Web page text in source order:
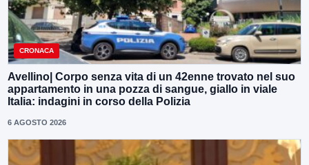
CRONACA
Avellino| Corpo senza vita di un 42enne trovato nel suo
appartamento in una pozza di sangue, giallo in viale
Italia: indagini in corso della Polizia
6 AGOSTO 2026